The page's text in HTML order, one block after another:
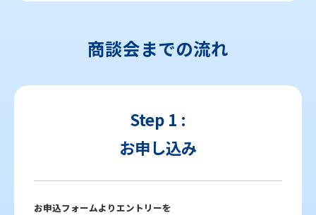
商談会までの流れ
Step 1 :
お申し込み
お申込フォームよりエントリーを